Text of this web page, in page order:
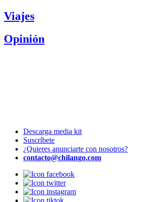
Viajes
Opinión
Descarga media kit
Suscríbete
¿Quieres anunciarte con nosotros?
contacto@chilango.com